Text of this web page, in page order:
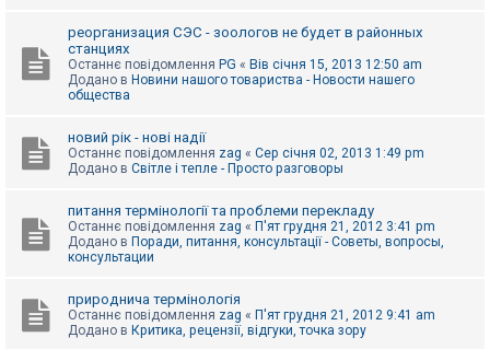
реорганизация СЭС - зоологов не будет в районных
станциях
Останнє повідомлення PG « Вів січня 15, 2013 12:50 am
Додано в Новини нашого товариства - Новости нашего
общества
новий рік - нові надії
Останнє повідомлення zag « Сер січня 02, 2013 1:49 pm
Додано в Світле і тепле - Просто разговоры
питання термінології та проблеми перекладу
Останнє повідомлення zag « П'ят грудня 21, 2012 3:41 pm
Додано в Поради, питання, консультації - Советы, вопросы,
консультации
природнича термінологія
Останнє повідомлення zag « П'ят грудня 21, 2012 9:41 am
Додано в Критика, рецензії, відгуки, точка зору